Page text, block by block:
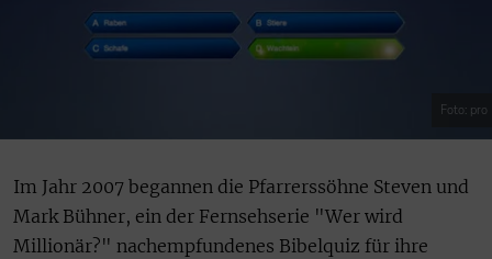
Foto: pro
Im Jahr 2007 begannen die Pfarrerssöhne Steven und
Mark Bühner, ein der Fernsehserie "Wer wird
Millionär?" nachempfundenes Bibelquiz für ihre